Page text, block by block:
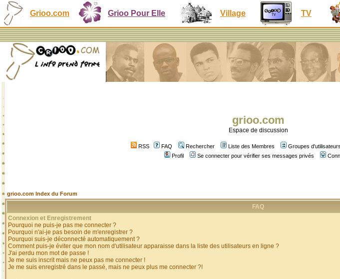
Grioo.com Grioo Pour Elle Village TV
grioo.com
Espace de discussion
RSS FAQ Rechercher Liste des Membres Groupes d'utilisateurs
Profil
Se connecter pour vérifier ses messages privés
grioo.com Index du Forum
FAQ
Connexion et Enregistrement
Pourquoi ne puis-je pas me connecter ?
Pourquoi n'ai-je pas besoin de m'enregistrer ?
Pourquoi suis-je déconnecté automatiquement ?
Comment puis-je éviter que mon nom d'utilisateur apparaisse dans la liste des utilisateurs en ligne ?
J'ai perdu mon mot de passe !
Je me suis inscrit mais ne peux pas me connecter !
Je me suis enregistré dans le passé, mais ne peux plus me connecter ?!